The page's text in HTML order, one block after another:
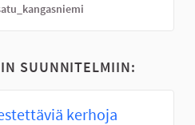
SUUNNITELMIIN:
kerhoja